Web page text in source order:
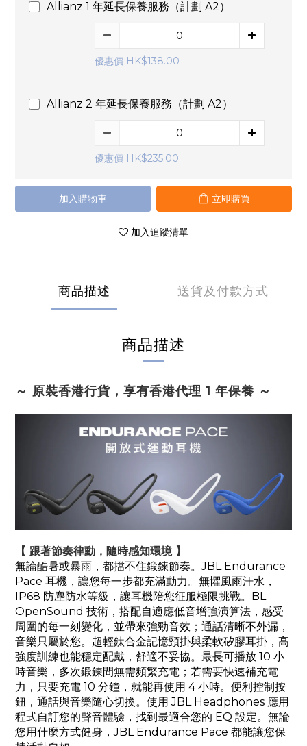
Allianz 1 年延長保養服務（計劃 A2）
優惠價 HK$138.00
Allianz 2 年延長保養服務（計劃 A2）
優惠價 HK$235.00
加入購物車 立即購買
加入追蹤清單
商品描述 送貨及付款方式
商品描述
～ 原裝香港行貨，享有香港代理 1 年保養 ～
【 跟著節奏律動，隨時感知環境 】
無論酷暑或暴雨，都擋不住鍛鍊節奏。JBL Endurance
Pace 耳機，讓您每一步都充滿動力。無懼風雨汗水，
IP68 防塵防水等級，讓耳機陪您征服極限挑戰。BL
OpenSound 技術，搭配自適應低音增強演算法，感受
周圍的每一刻變化，並帶來強勁音效；通話清晰不外漏，
音樂只屬於您。超輕鈦合金記憶頸掛與柔軟矽膠耳掛，高
強度訓練也能穩定配戴，舒適不妥協。最長可播放 10 小
時音樂，多次鍛鍊間無需頻繁充電；若需要快速補充電
力，只要充電 10 分鐘，就能再使用 4 小時。便利控制按
鈕，通話與音樂隨心切換。使用 JBL Headphones 應用
程式自訂您的聲音體驗，找到最適合您的 EQ 設定。無論
您用什麼方式健身，JBL Endurance Pace 都能讓您保